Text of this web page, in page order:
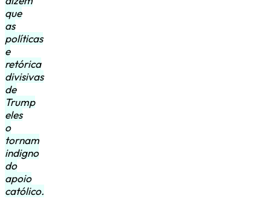
que
as
políticas
e
retórica
divisivas
de
Trump
eles
o
tornam
indigno
do
apoio
católico.